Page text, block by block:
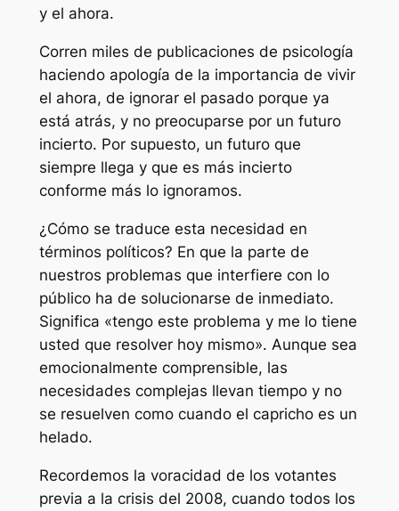
y el ahora.
Corren miles de publicaciones de psicología
haciendo apología de la importancia de vivir
el ahora, de ignorar el pasado porque ya
está atrás, y no preocuparse por un futuro
incierto. Por supuesto, un futuro que
siempre llega y que es más incierto
conforme más lo ignoramos.
¿Cómo se traduce esta necesidad en
términos políticos? En que la parte de
nuestros problemas que interfiere con lo
público ha de solucionarse de inmediato.
Significa «tengo este problema y me lo tiene
usted que resolver hoy mismo». Aunque sea
emocionalmente comprensible, las
necesidades complejas llevan tiempo y no
se resuelven como cuando el capricho es un
helado.
Recordemos la voracidad de los votantes
previa a la crisis del 2008, cuando todos los